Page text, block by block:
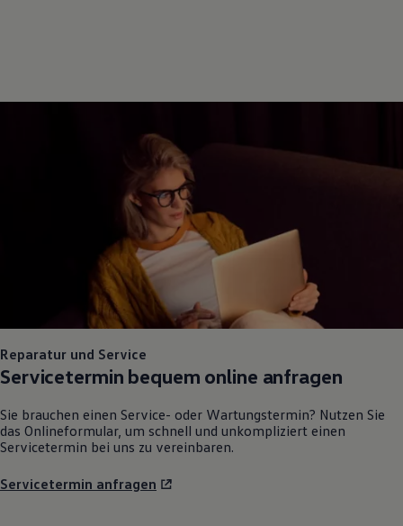
Reparatur und Service
Servicetermin bequem online anfragen
Sie brauchen einen Service- oder Wartungstermin? Nutzen Sie
das Onlineformular, um schnell und unkompliziert einen
Servicetermin bei uns zu vereinbaren.
Servicetermin anfragen